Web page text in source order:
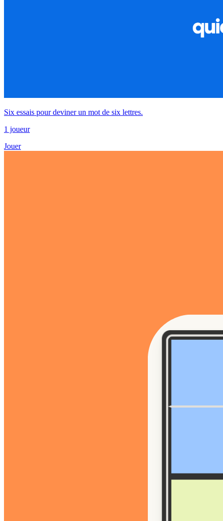
Six essais pour deviner un mot de six lettres.
1 joueur
Jouer